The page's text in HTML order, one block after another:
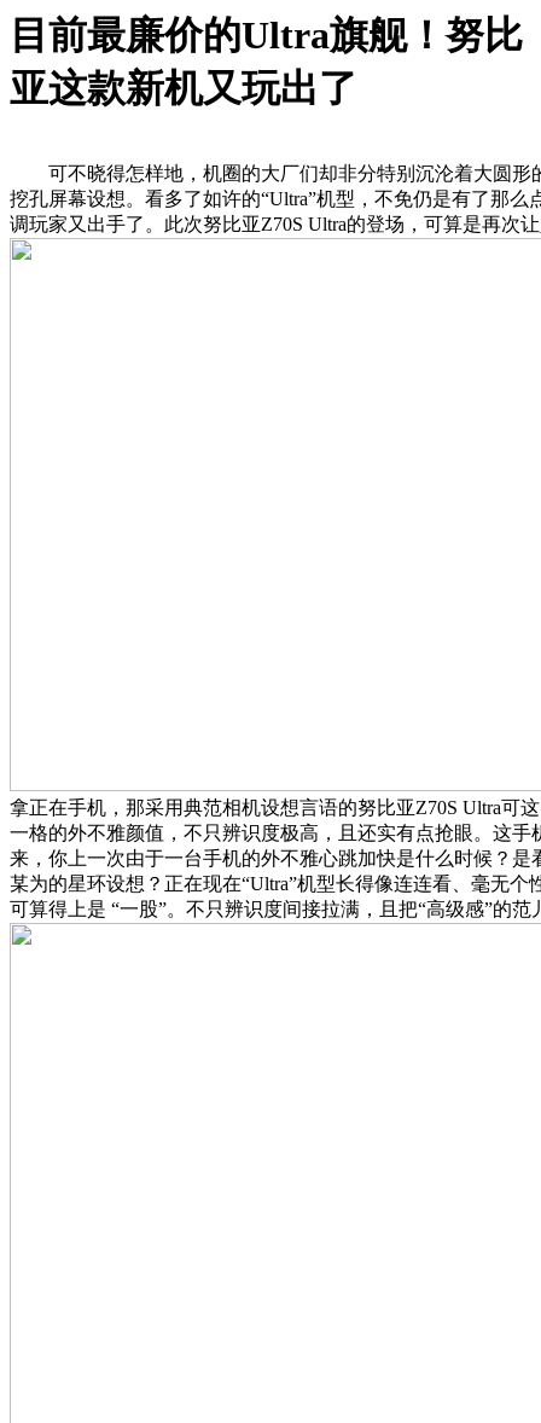
目前最廉价的Ultra旗舰！努比
亚这款新机又玩出了
可不晓得怎样地，机圈的大厂们却非分特别沉沦着大圆形
挖孔屏幕设想。看多了如许的“Ultra”机型，不免仍是有了那么
调玩家又出手了。此次努比亚Z70S Ultra的登场，可算是再次
拿正在手机，那采用典范相机设想言语的努比亚Z70S Ultra可
一格的外不雅颜值，不只辨识度极高，且还实有点抢眼。这手
来，你上一次由于一台手机的外不雅心跳加快是什么时候？是
某为的星环设想？正在现在“Ultra”机型长得像连连看、毫无个
可算得上是 “一股”。不只辨识度间接拉满，且把“高级感”的范